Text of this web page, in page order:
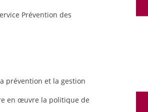
Prévention des
prévention et la gestion
en œuvre la politique de